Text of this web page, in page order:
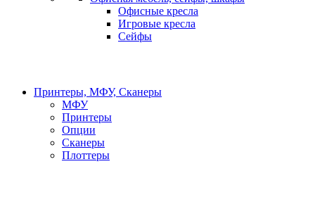
Офисные кресла
Игровые кресла
Сейфы
Принтеры, МФУ, Сканеры
МФУ
Принтеры
Опции
Сканеры
Плоттеры